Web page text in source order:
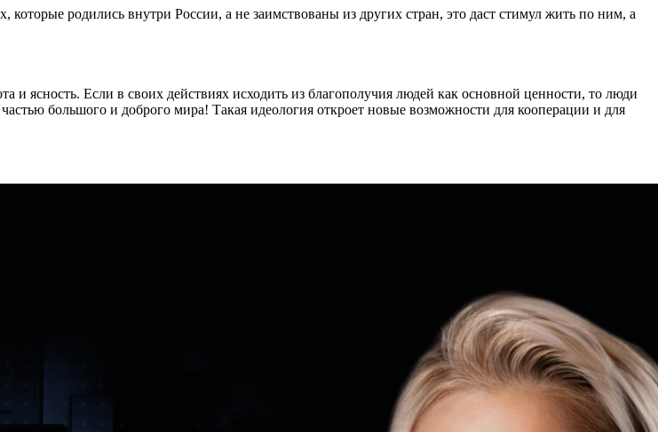
родились внутри России, а не заимствованы из других стран, это даст стимул жить по ним, а
и ясность. Если в своих действиях исходить из благополучия людей как основной ценности, то люди
большого и доброго мира! Такая идеология откроет новые возможности для кооперации и для